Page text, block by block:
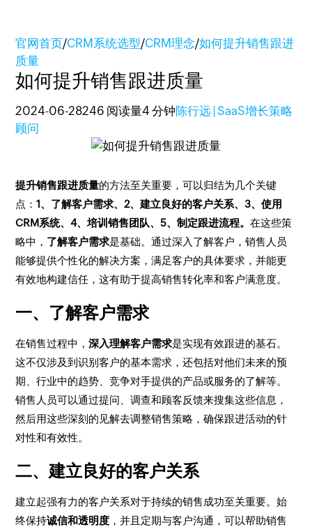
官网首页/CRM系统选型/CRM理念/如何提升销售跟进
质量
如何提升销售跟进质量
2024-06-28246 阅读量4 分钟陈行远 | SaaS增长策略
顾问
提升销售跟进质量的方法至关重要，可以归结为几个关键
点：1、了解客户需求、2、建立良好的客户关系、3、使用
CRM系统、4、培训销售团队、5、制定跟进流程。在这些策
略中， 了解客户需求是基础。通过深入了解客户，销售人员
能够提供个性化的解决方案，满足客户的具体要求，并能更
有效地构建信任，这有助于提高销售转化率和客户满意度。
一、了解客户需求
在销售过程中，深入理解客户需求是实现有效跟进的基石。
这不仅涉及到识别客户的基本需求，还包括对他们未来的预
期、行业中的趋势、竞争对手提供的产品或服务的了解等。
销售人员可以通过提问、调查和顾客反馈来搜集这些信息，
然后用这些深刻的见解去调整销售策略，确保跟进活动的针
对性和有效性。
二、建立良好的客户关系
建立起强有力的客户关系对于持续的销售成功至关重要。始
终保持诚信和透明度 ，并且定期与客户沟通，可以帮助销售